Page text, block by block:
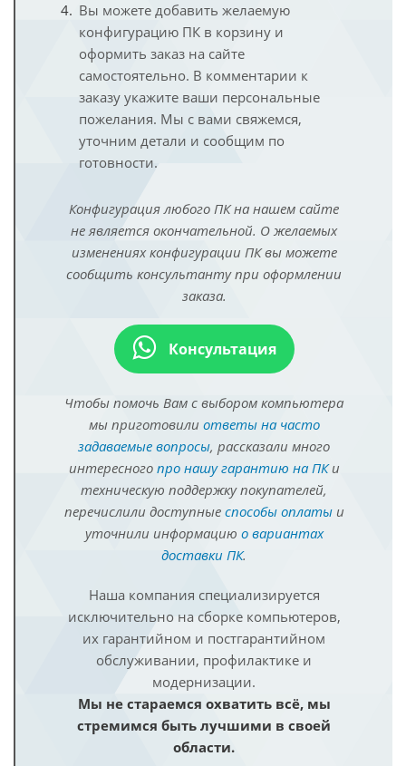
Вы можете добавить желаемую
конфигурацию ПК в корзину и
оформить заказ на сайте
самостоятельно. В комментарии к
заказу укажите ваши персональные
пожелания. Мы с вами свяжемся,
уточним детали и сообщим по
готовности.
Конфигурация любого ПК на нашем сайте
не является окончательной. О желаемых
изменениях конфигурации ПК вы можете
сообщить консультанту при оформлении
заказа.
Консультация
Чтобы помочь Вам с выбором компьютера
мы приготовили ответы на часто
задаваемые вопросы, рассказали много
интересного про нашу гарантию на ПКи
техническую поддержку покупателей,
перечислили доступные способы оплатыи
уточнили информацию о вариантах
доставки ПК.
Наша компания специализируется
исключительно на сборке компьютеров,
их гарантийном и постгарантийном
обслуживании, профилактике и
модернизации.
Мы не стараемся охватить всё, мы
стремимся быть лучшими в своей
области.